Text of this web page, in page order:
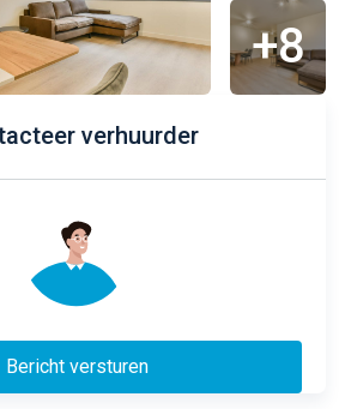
+8
verhuurder
Bericht versturen